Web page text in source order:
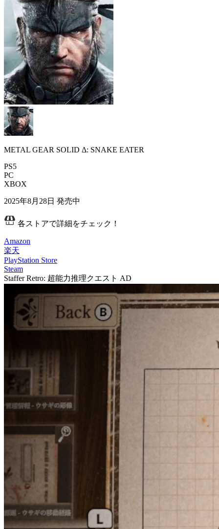
METAL GEAR SOLID Δ: SNAKE EATER
PS5
PC
XBOX
2025年8月28日 発売中
各ストアで詳細をチェック！
Amazon
楽天
PlayStation Store
Steam
Staffer Retro: 超能力推理クエスト AD